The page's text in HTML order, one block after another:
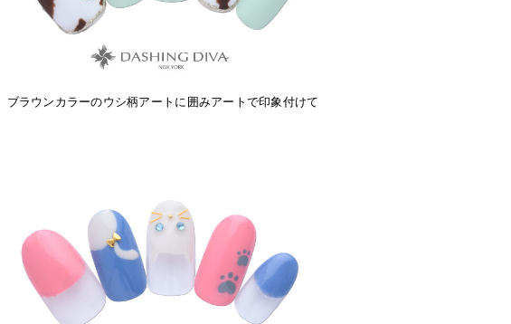
ブラウンカラーのウシ柄アートに囲みアートで印象付けて